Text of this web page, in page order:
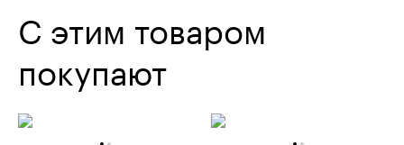
С этим товаром
покупают